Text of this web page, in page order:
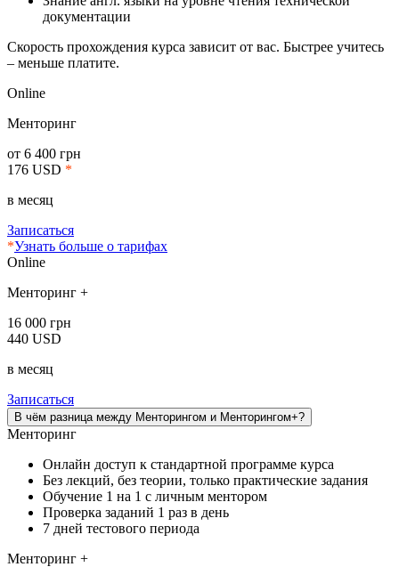
документации
Скорость прохождения курса зависит от вас. Быстрее учитесь
– меньше платите.
Online
Менторинг
от 6 400 грн
176 USD *
в месяц
Записаться
*Узнать больше о тарифах
Online
Менторинг +
16 000 грн
440 USD
в месяц
Записаться
В чём разница между Менторингом и Менторингом+?
Менторинг
Онлайн доступ к стандартной программе курса
Без лекций, без теории, только практические задания
Обучение 1 на 1 с личным ментором
Проверка заданий 1 раз в день
7 дней тестового периода
Менторинг +